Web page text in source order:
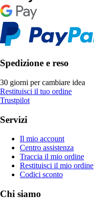
Spedizione e reso
30 giorni per cambiare idea
Restituisci il tuo ordine
Trustpilot
Servizi
Il mio account
Centro assistenza
Traccia il mio ordine
Restituisci il mio ordine
Codici sconto
Chi siamo